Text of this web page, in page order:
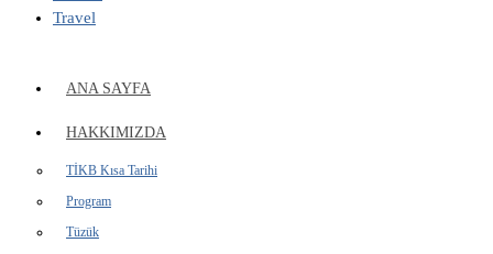
Travel
ANA SAYFA
HAKKIMIZDA
TİKB Kısa Tarihi
Program
Tüzük